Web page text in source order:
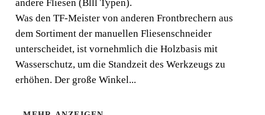
FLIESENSCHNEIDER
RUBI bietet mit seinem TF-Meister professionellen
Fliesenlegern ein rundum robustes und funktionales
Werkzeug. TF-Meister Schneidgeräte sind ideal für das
Schneiden von keramischen Fliesen geeignet, besonders
andere Fliesen (Blll Typen).
Was den TF-Meister von anderen Frontbrechern aus
dem Sortiment der manuellen Fliesenschneider
unterscheidet, ist vornehmlich die Holzbasis mit
Wasserschutz, um die Standzeit des Werkzeugs zu
erhöhen. Der große Winkel...